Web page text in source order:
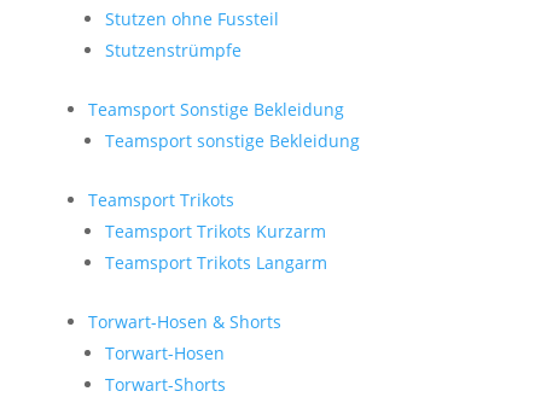
Stutzen ohne Fussteil
Stutzenstrümpfe
Teamsport Sonstige Bekleidung
Teamsport sonstige Bekleidung
Teamsport Trikots
Teamsport Trikots Kurzarm
Teamsport Trikots Langarm
Torwart-Hosen & Shorts
Torwart-Hosen
Torwart-Shorts